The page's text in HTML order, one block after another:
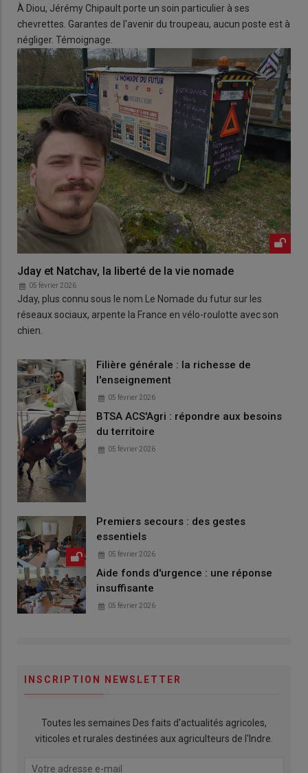
À Diou, Jérémy Chipault porte un soin particulier à ses
chevrettes. Garantes de l'avenir du troupeau, aucun poste est à
négliger. Témoignage.
Jday et Natchav, la liberté de la vie nomade
05 février 2026
Jday, plus connu sous le nom Le Nomade du futur sur les
réseaux sociaux, arpente la France en vélo-roulotte avec son
chien.
Filière générale : la richesse de
l'enseignement
05 février 2026
BTSA ACS'Agri : répondre aux besoins
du territoire
05 février 2026
Premiers secours : des gestes
essentiels
05 février 2026
Aide fonds d'urgence : une réponse
insuffisante
05 février 2026
INSCRIPTION NEWSLETTER
Toutes les semaines Des faits d'actualités agricoles,
viticoles et rurales destinées aux agriculteurs de l'Indre.